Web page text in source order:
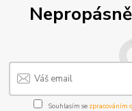
Souhlasím se zpracováním